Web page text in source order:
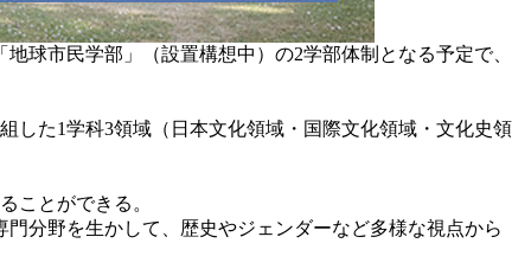
球市民学部」（設置構想中）の2学部体制となる予定で、
た1学科3領域（日本文化領域・国際文化領域・文化史領
ことができる。
分野を生かして、歴史やジェンダーなど多様な視点から